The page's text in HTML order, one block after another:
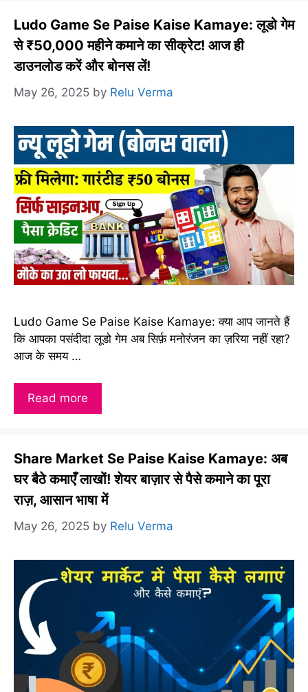
Ludo Game Se Paise Kaise Kamaye: लूडो गेम
से ₹50,000 महीने कमाने का सीक्रेट! आज ही
डाउनलोड करें और बोनस लें!
May 26, 2025 by Relu Verma
Ludo Game Se Paise Kaise Kamaye: क्या आप जानते हैं
कि आपका पसंदीदा लूडो गेम अब सिर्फ़ मनोरंजन का ज़रिया नहीं रहा?
आज के समय …
Read more
Share Market Se Paise Kaise Kamaye: अब
घर बैठे कमाएँ लाखों! शेयर बाज़ार से पैसे कमाने का पूरा
राज़, आसान भाषा में
May 26, 2025 by Relu Verma